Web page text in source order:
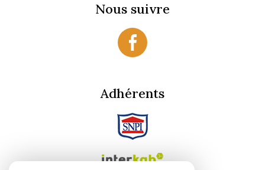
Nous suivre
Adhérents